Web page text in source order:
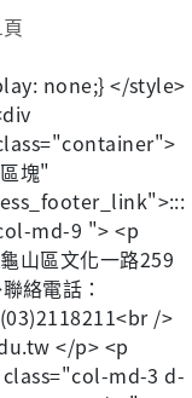
none;} </style>
塊"
md-9 "> <p
區文化一路259
絡電話：
/>
</p> <p
md-3 d-